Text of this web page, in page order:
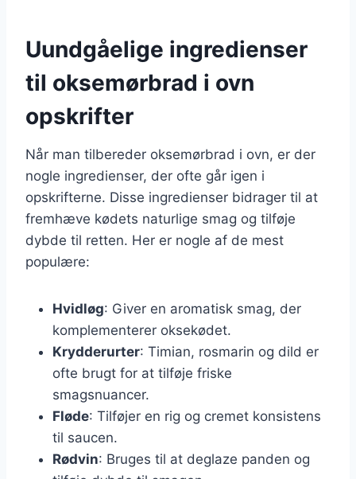
Uundgåelige ingredienser
til oksemørbrad i ovn
opskrifter
Når man tilbereder oksemørbrad i ovn, er der
nogle ingredienser, der ofte går igen i
opskrifterne. Disse ingredienser bidrager til at
fremhæve kødets naturlige smag og tilføje
dybde til retten. Her er nogle af de mest
populære:
Hvidløg: Giver en aromatisk smag, der
komplementerer oksekødet.
Krydderurter: Timian, rosmarin og dild er
ofte brugt for at tilføje friske
smagsnuancer.
Fløde: Tilføjer en rig og cremet konsistens
til saucen.
Rødvin: Bruges til at deglaze panden og